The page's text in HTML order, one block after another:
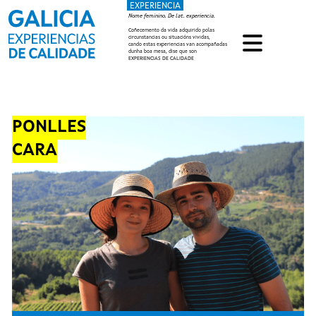
Ir o contido principal
EXPERIENCIA
Nome feminino. De lat. experiencia.
Coñecemento da vida adquirido polas
circunstancias ou situacións vividas,
cando estas experiencias van acompañadas
dunha boa mesa, dise que son
EXPERIENCIAS DE CALIDADE
PONLLES
CARA